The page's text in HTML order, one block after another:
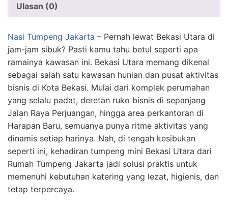
Ulasan (0)
Nasi Tumpeng Jakarta – Pernah lewat Bekasi Utara di
jam-jam sibuk? Pasti kamu tahu betul seperti apa
ramainya kawasan ini. Bekasi Utara memang dikenal
sebagai salah satu kawasan hunian dan pusat aktivitas
bisnis di Kota Bekasi. Mulai dari komplek perumahan
yang selalu padat, deretan ruko bisnis di sepanjang
Jalan Raya Perjuangan, hingga area perkantoran di
Harapan Baru, semuanya punya ritme aktivitas yang
dinamis setiap harinya. Nah, di tengah kesibukan
seperti ini, kehadiran tumpeng mini Bekasi Utara dari
Rumah Tumpeng Jakarta jadi solusi praktis untuk
memenuhi kebutuhan katering yang lezat, higienis, dan
tetap terpercaya.